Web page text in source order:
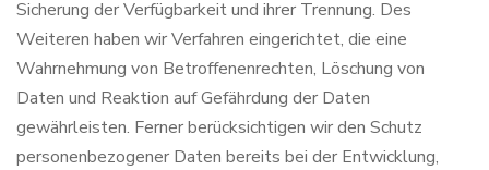
Sicherung der Verfügbarkeit und ihrer Trennung. Des
Weiteren haben wir Verfahren eingerichtet, die eine
Wahrnehmung von Betroffenenrechten, Löschung von
Daten und Reaktion auf Gefährdung der Daten
gewährleisten. Ferner berücksichtigen wir den Schutz
personenbezogener Daten bereits bei der Entwicklung,